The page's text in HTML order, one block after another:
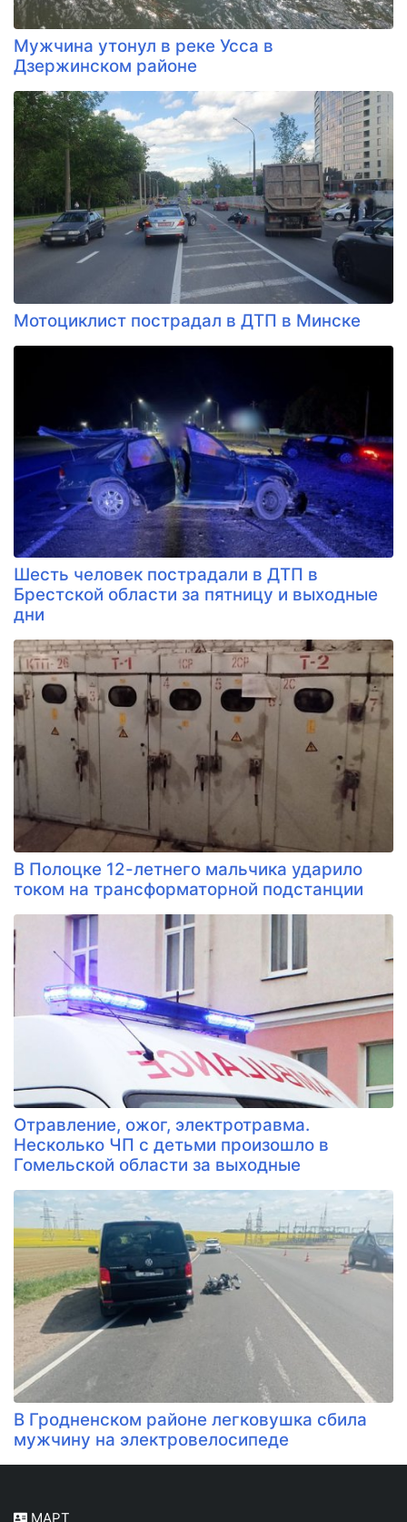
Мужчина утонул в реке Усса в
Дзержинском районе
Мотоциклист пострадал в ДТП в Минске
Шесть человек пострадали в ДТП в
Брестской области за пятницу и выходные
дни
В Полоцке 12-летнего мальчика ударило
током на трансформаторной подстанции
Отравление, ожог, электротравма.
Несколько ЧП с детьми произошло в
Гомельской области за выходные
В Гродненском районе легковушка сбила
мужчину на электровелосипеде
МАРТ